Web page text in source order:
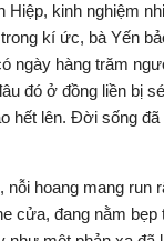
kinh nghiệm
kí ức, bà Yến
ngày hàng trăm
đó ở đồng liền bị
hết lên. Đời sống
hoang mang run
cửa, đang nằm